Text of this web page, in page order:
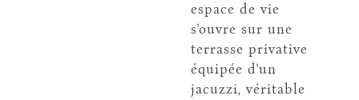
espace de vie
s'ouvre sur une
terrasse privative
équipée d'un
jacuzzi, véritable